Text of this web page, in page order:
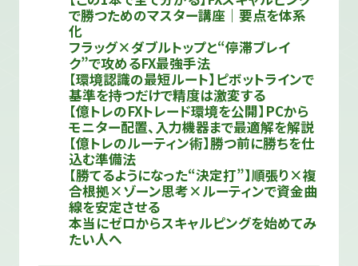
で勝つためのマスター講座｜要点を体系
化
フラッグ×ダブルトップと“停滞ブレイ
ク”で攻めるFX最強手法
【環境認識の最短ルート】ピボットラインで
基準を持つだけで精度は激変する
【億トレのFXトレード環境を公開】PCから
モニター配置、入力機器まで最適解を解説
【億トレのルーティン術】勝つ前に勝ちを仕
込む準備法
【勝てるようになった“決定打”】順張り×複
合根拠×ゾーン思考×ルーティンで資金曲
線を安定させる
本当にゼロからスキャルピングを始めてみ
たい人へ